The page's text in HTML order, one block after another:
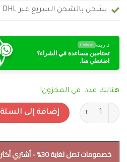
يشحن بالشحن السريع عبر DHL مع حفظ الخصوصيه.
د.زينه Online
تحتاجين مساعدة في الشراء؟
اضغطي هنا.
هنالك عدد: في المخزون!
كمية مزلق سيليكون طبي ايروس Eros Body Glide Silicone Based Lubricant
إضافة إلى السلة
خصمومات تصل لغاية 30% - أشتري أكثر ووفر أكثر